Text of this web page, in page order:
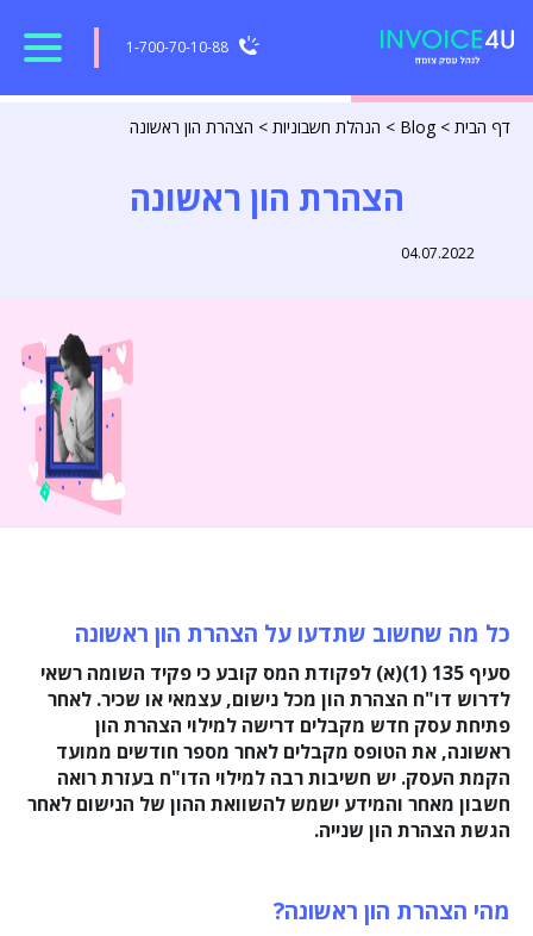
1-700-70-10-88
דף הבית >
Blog
> הנהלת חשבוניות > הצהרת הון ראשונה
הצהרת הון ראשונה
04.07.2022
כל מה שחשוב שתדעו על הצהרת הון ראשונה
סעיף 135 (1)(א) לפקודת המס קובע כי פקיד השומה רשאי
לדרוש דו"ח הצהרת הון מכל נישום, עצמאי או שכיר. לאחר
פתיחת עסק חדש מקבלים דרישה למילוי הצהרת הון
ראשונה, את הטופס מקבלים לאחר מספר חודשים ממועד
הקמת העסק. יש חשיבות רבה למילוי הדו"ח בעזרת רואה
חשבון מאחר והמידע ישמש להשוואת ההון של הנישום לאחר
הגשת הצהרת הון שנייה.
מהי הצהרת הון ראשונה?